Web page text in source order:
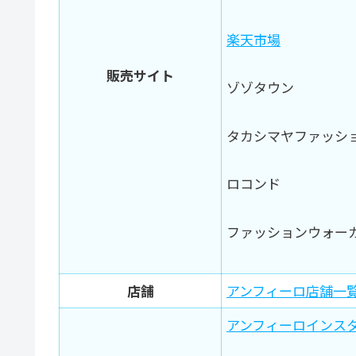
販売サイト
楽天市場
ゾゾタウン
タカシマヤファッシ
ロコンド
ファッションウォー
店舗 アンフィーロ店舗一
アンフィーロインス